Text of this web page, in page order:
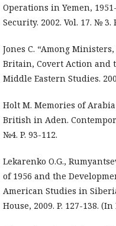
Operations in Yemen,
Security. 2002. Vol. 17. № 3.
Jones C. “Among
Britain, Covert Action and
Middle Eastern Studies.
Holt M. Memories of
British in Aden.
№4. P. 93-112.
Lekarenko O.G.,
of 1956 and the
American Studies in
House, 2009. P. 127-138. (In